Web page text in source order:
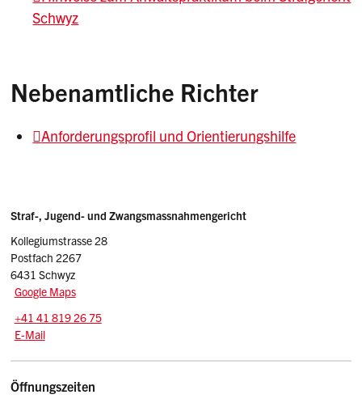
Schwyz
Nebenamtliche Richter
Anforderungsprofil und Orientierungshilfe
Sidebar
Adresse
Straf-, Jugend- und Zwangsmassnahmengericht
Kollegiumstrasse 28
Postfach 2267
6431 Schwyz
Google Maps
Tel.:
+41 41 819 26 75
E-Mail: info
E-Mail
Öffnungszeiten